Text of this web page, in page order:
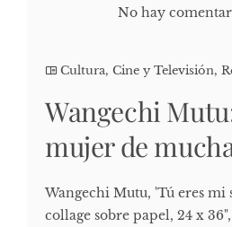
No hay
Cultura, Cine y Televisión,
Wangechi
mujer de
Wangechi Mutu, 'Tú eres mi
collage sobre papel, 24 x